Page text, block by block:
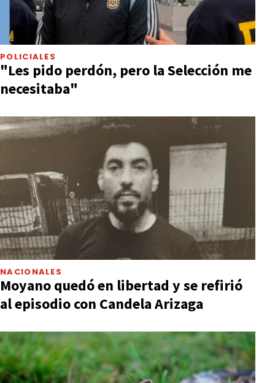
POLICIALES
"Les pido perdón, pero la Selección me
necesitaba"
NACIONALES
Moyano quedó en libertad y se refirió
al episodio con Candela Arizaga